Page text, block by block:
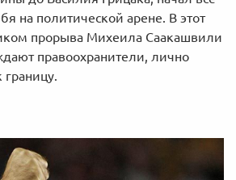
на политической арене. В этот
прорыва Михеила Саакашвили
правоохранители, лично
границу.